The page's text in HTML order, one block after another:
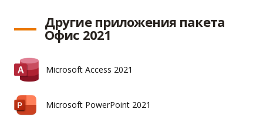
Другие приложения пакета
Офис 2021
Microsoft Access 2021
Microsoft PowerPoint 2021